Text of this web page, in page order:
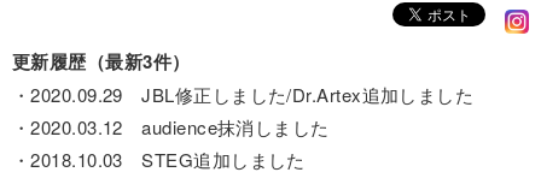
更新履歴（最新3件）
・2020.09.29 JBL修正しました/Dr.Artex追加しました
・2020.03.12 audience抹消しました
・2018.10.03 STEG追加しました